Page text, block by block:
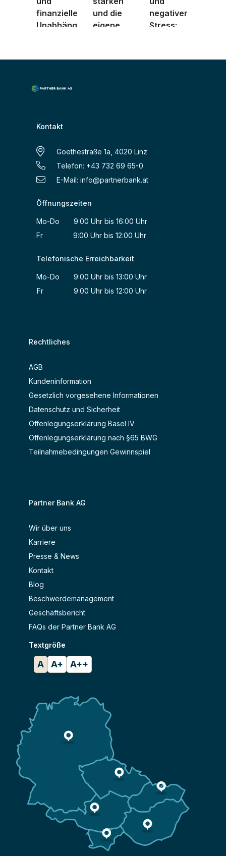
finanzielle
Unabhängigkeit
und die
eigene
negativer
Stress:
Kontakt
Goethestraße 1a, 4020 Linz
Telefon: +43 732 69 65-0
E-Mail: info@partnerbank.at
Öffnungszeiten
Mo-Do 9:00 Uhr bis 16:00 Uhr
Fr 9:00 Uhr bis 12:00 Uhr
Telefonische Erreichbarkeit
Mo-Do 9:00 Uhr bis 13:00 Uhr
Fr 9:00 Uhr bis 12:00 Uhr
Rechtliches
AGB
Kundeninformation
Gesetzlich vorgesehene Informationen
Datenschutz und Sicherheit
Offenlegungserklärung Basel IV
Offenlegungserklärung nach §65 BWG
Teilnahmebedingungen Gewinnspiel
Partner Bank AG
Wir über uns
Karriere
Presse & News
Kontakt
Blog
Beschwerdemanagement
Geschäftsbericht
FAQs der Partner Bank AG
Textgröße
A A+ A++